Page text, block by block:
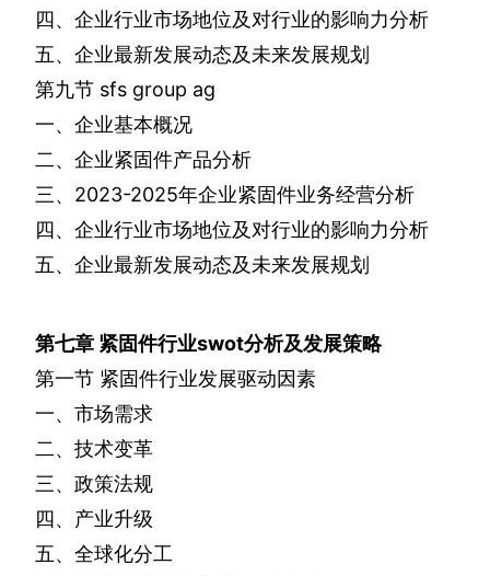
四、企业行业市场地位及对行业的影响力分析
五、企业最新发展动态及未来发展规划
第九节 sfs group ag
一、企业基本概况
二、企业紧固件产品分析
三、 2023-2025年企业紧固件业务经营分析
四、企业行业市场地位及对行业的影响力分析
五、企业最新发展动态及未来发展规划
第七章 紧固件行业swot分析及发展策略
第一节 紧固件行业发展驱动因素
一、市场需求
二、技术变革
三、政策法规
四、产业升级
五、全球化分工